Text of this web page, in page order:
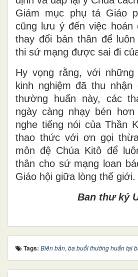
Giám mục phụ tá Giáo
cũng lưu ý đến việc hoán
thay đổi bản thân để
thi sứ mạng được sai đi
Hy vọng rằng, với
kinh nghiệm đã thu
thường huấn này, các
ngày càng nhạy bén
nghe tiếng nói của Thần
thao thức với ơn gọi
môn đệ Chúa Kitô để
thân cho sứ mạng loan
Giáo hội giữa lòng thế giới.
Ban thư ký
Tags: Biên bản, ba buổi thường huấn tại